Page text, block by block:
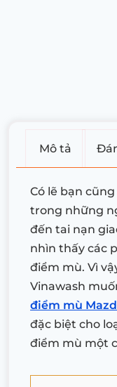
Mô tả
Có lẽ bạn
trong những
đến tai nạn
nhìn thấy các
điểm mù. Vì
Vinawash
điểm mù
đặc biệt cho
điểm mù một